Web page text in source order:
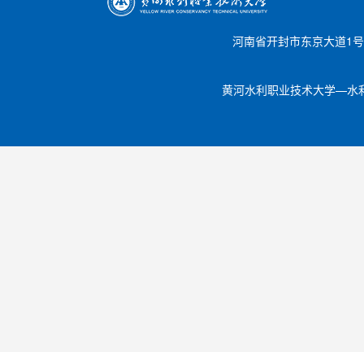
河南省开封市东京大道1
黄河水利职业技术大学—水